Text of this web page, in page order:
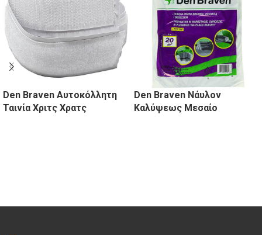
Den Braven Αυτοκόλλητη
Ταινία Χριτς Χρατς
Den Braven Νάυλον
Καλύψεως Μεσαίο